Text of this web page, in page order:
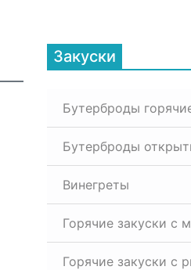
Закуски
Бутерброды
Бутерброды
Винегреты
Горячие закуски с
Горячие закуски с